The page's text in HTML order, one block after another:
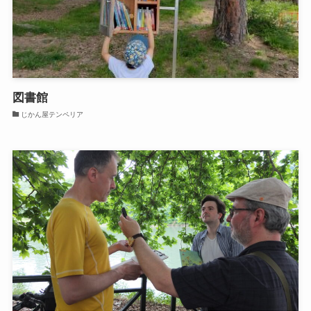
図書館
じかん屋テンペリア